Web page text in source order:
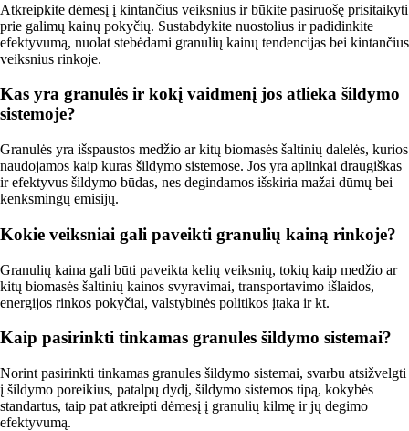
Atkreipkite dėmesį į kintančius veiksnius ir būkite pasiruošę prisitaikyti
prie galimų kainų pokyčių. Sustabdykite nuostolius ir padidinkite
efektyvumą, nuolat stebėdami granulių kainų tendencijas bei kintančius
veiksnius rinkoje.
Kas yra granulės ir kokį vaidmenį jos atlieka šildymo
sistemoje?
Granulės yra išspaustos medžio ar kitų biomasės šaltinių dalelės, kurios
naudojamos kaip kuras šildymo sistemose. Jos yra aplinkai draugiškas
ir efektyvus šildymo būdas, nes degindamos išskiria mažai dūmų bei
kenksmingų emisijų.
Kokie veiksniai gali paveikti granulių kainą rinkoje?
Granulių kaina gali būti paveikta kelių veiksnių, tokių kaip medžio ar
kitų biomasės šaltinių kainos svyravimai, transportavimo išlaidos,
energijos rinkos pokyčiai, valstybinės politikos įtaka ir kt.
Kaip pasirinkti tinkamas granules šildymo sistemai?
Norint pasirinkti tinkamas granules šildymo sistemai, svarbu atsižvelgti
į šildymo poreikius, patalpų dydį, šildymo sistemos tipą, kokybės
standartus, taip pat atkreipti dėmesį į granulių kilmę ir jų degimo
efektyvumą.